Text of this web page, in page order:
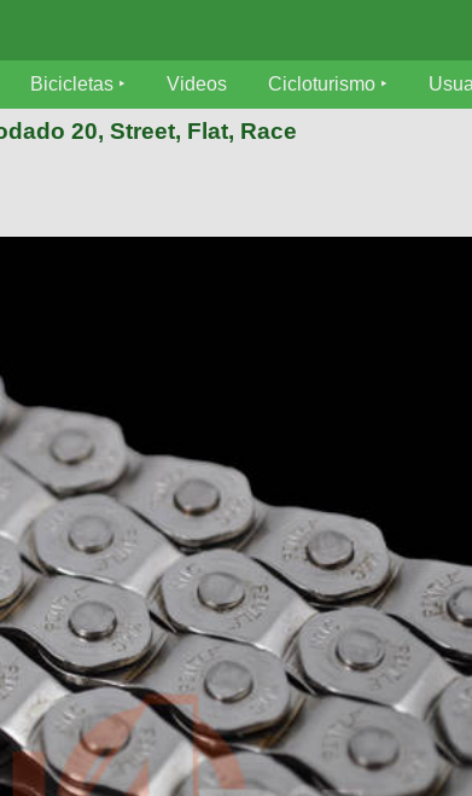
Bicicletas Videos Cicloturismo
20, Street, Flat, Race